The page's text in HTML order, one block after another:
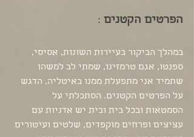
הפרטים הקטנים :
במהלך הביקור בעיירות השונות, אסיסי,
ספנטו, אגם טרמזינו, שמתי לב למשהו
שתמיד אני מתפעלת ממנו באיטליה, הדגש
על הפרטים הקטנים. הסתכלתי על
הסמטאות ובכל בית ובית יש אדניות עם
עציצים ופרחים מוקפדים, שלטים ועיטורים